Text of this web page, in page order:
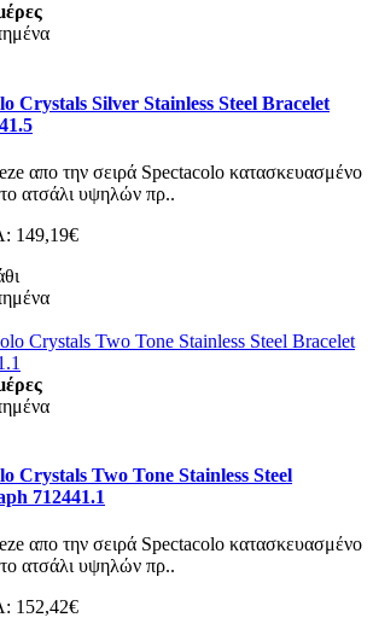
Crystals Silver Stainless Steel Bracelet
απο την σειρά Spectacolo κατασκευασμένο
ατσάλι υψηλών πρ..
149,19€
Crystals Two Tone Stainless Steel
712441.1
απο την σειρά Spectacolo κατασκευασμένο
ατσάλι υψηλών πρ..
152,42€